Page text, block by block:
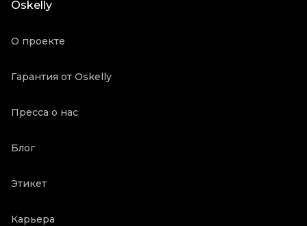
Длина ручки
Состояние товара
Oskelly ID
Oskelly
О проекте
Гарантия от Oskelly
Пресса о нас
Блог
Этикет
Карьера